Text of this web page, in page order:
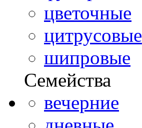
цветочные
цитрусовые
шипровые
Семейства
вечерние